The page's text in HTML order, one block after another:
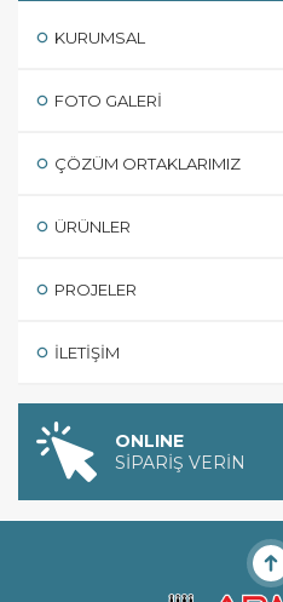
KURUMSAL
FOTO GALERI
ÇÖZÜM ORTAKLARIMIZ
ÜRÜNLER
PROJELER
İLETIŞIM
ONLINE
SİPARİŞ VERİN